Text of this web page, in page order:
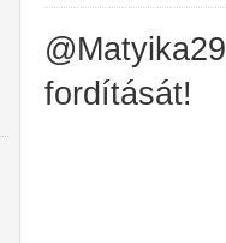
@Matyika29
fordítását!